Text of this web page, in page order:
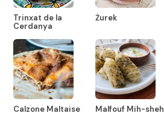
Trinxat de la
Cerdanya
Żurek
Calzone Maltaise Malfouf Mih-sheh